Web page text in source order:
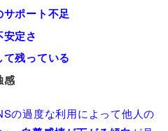
ポート不足
定さ
残っている
感
の過度な利用によって他人の